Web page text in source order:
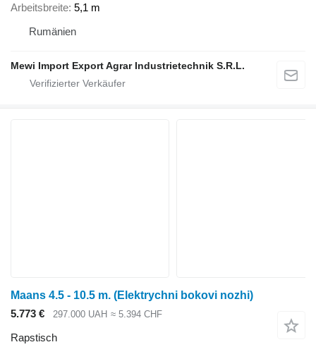
Arbeitsbreite 5,1 m
Rumänien
Mewi Import Export Agrar Industrietechnik S.R.L.
Maans 4.5 - 10.5 m. (Elektrychni bokovi nozhi)
5.773 €
297.000 UAH ≈ 5.394 CHF
Rapstisch